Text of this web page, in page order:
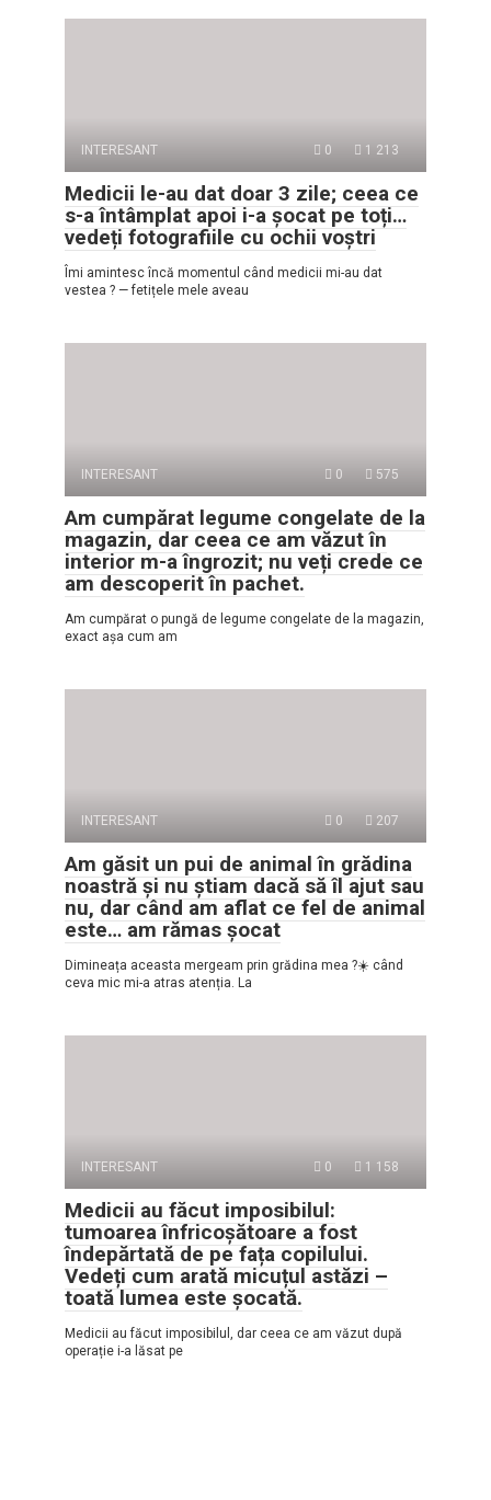
INTERESANT 0 1 213
Medicii le-au dat doar 3 zile; ceea ce
s-a întâmplat apoi i-a șocat pe toți…
vedeți fotografiile cu ochii voștri
Îmi amintesc încă momentul când medicii mi-au dat
vestea ? — fetițele mele aveau
INTERESANT 0 575
Am cumpărat legume congelate de la
magazin, dar ceea ce am văzut în
interior m-a îngrozit; nu veți crede ce
am descoperit în pachet.
Am cumpărat o pungă de legume congelate de la magazin,
exact așa cum am
INTERESANT 0 207
Am găsit un pui de animal în grădina
noastră și nu știam dacă să îl ajut sau
nu, dar când am aflat ce fel de animal
este… am rămas șocat
Dimineața aceasta mergeam prin grădina mea ?☀️ când
ceva mic mi-a atras atenția. La
INTERESANT 0 1 158
Medicii au făcut imposibilul:
tumoarea înfricoșătoare a fost
îndepărtată de pe fața copilului.
Vedeți cum arată micuțul astăzi –
toată lumea este șocată.
Medicii au făcut imposibilul, dar ceea ce am văzut după
operație i-a lăsat pe